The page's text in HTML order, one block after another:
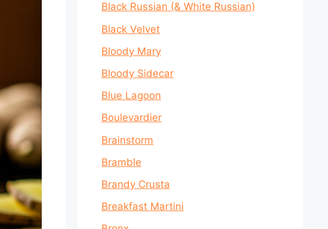
Black Russian (& White Russian)
Black Velvet
Bloody Mary
Bloody Sidecar
Blue Lagoon
Boulevardier
Brainstorm
Bramble
Brandy Crusta
Breakfast Martini